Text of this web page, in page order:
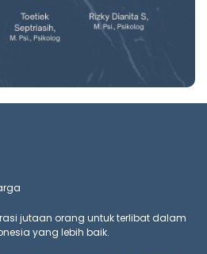
jutaan orang untuk terlibat dalam
yang lebih baik.